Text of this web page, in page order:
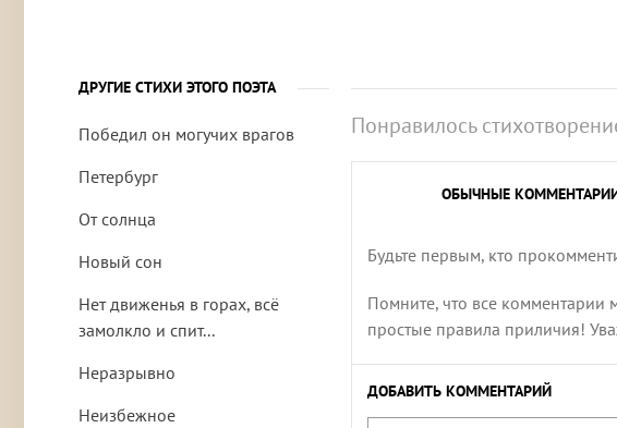
ДРУГИЕ СТИХИ ЭТОГО ПОЭТА
Победил он могучих врагов
Петербург
От солнца
Новый сон
Нет движенья в горах, всё
замолкло и спит...
Неразрывно
Неизбежное
Понравилось
ОБЫЧНЫЕ
Будьте первым, кто
Помните, что все комментарии
простые правила приличия!
ДОБАВИТЬ КОММЕНТАРИЙ